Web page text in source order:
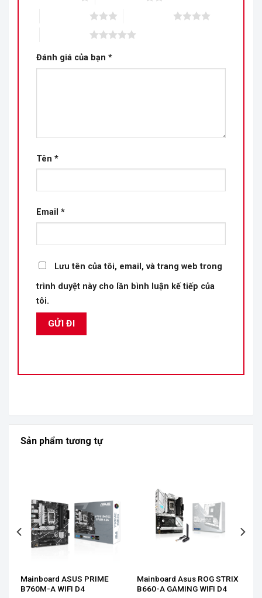
Đánh giá của bạn *
Tên *
Email *
Lưu tên của tôi, email, và trang web trong
trình duyệt này cho lần bình luận kế tiếp của
tôi.
Sản phẩm tương tự
Mainboard ASUS PRIME
B760M-A WIFI D4
Mainboard Asus ROG STRIX
B660-A GAMING WIFI D4